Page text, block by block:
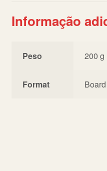
Informação
Peso 200 g
Format